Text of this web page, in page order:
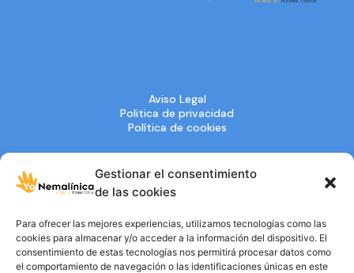
Gestionar el consentimiento
de las cookies
Para ofrecer las mejores experiencias, utilizamos tecnologías como las
cookies para almacenar y/o acceder a la información del dispositivo. El
consentimiento de estas tecnologías nos permitirá procesar datos como
el comportamiento de navegación o las identificaciones únicas en este
Aviso Legal
Politica de privacidad
Política de cookies
Entidad de
UTILIDAD PÚBLICA